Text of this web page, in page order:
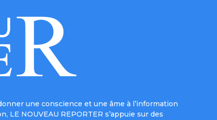
une conscience et une âme à l’information
LE NOUVEAU REPORTER s’appuie sur des